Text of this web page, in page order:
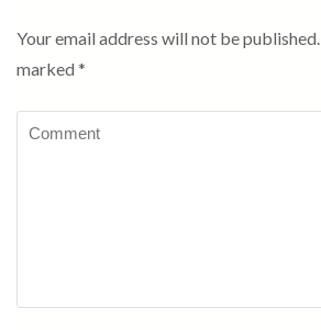
Your email address will not be published.
marked *